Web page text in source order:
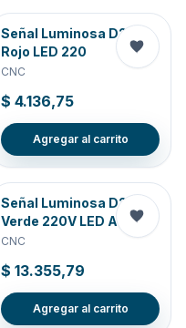
Señal Luminosa D22
Rojo LED 220
CNC
$ 4.136,75
Agregar al carrito
Señal Luminosa D22
Verde 220V LED A-
CNC
$ 13.355,79
Agregar al carrito